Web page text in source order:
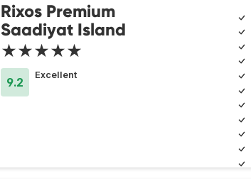
Rixos Premium
Saadiyat Island
★★★★★
9.2
Excellent